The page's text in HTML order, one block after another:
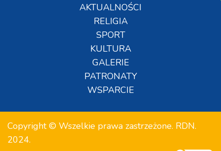
AKTUALNOŚCI
RELIGIA
SPORT
KULTURA
GALERIE
PATRONATY
WSPARCIE
Copyright © Wszelkie prawa zastrzeżone. RDN.
2024.